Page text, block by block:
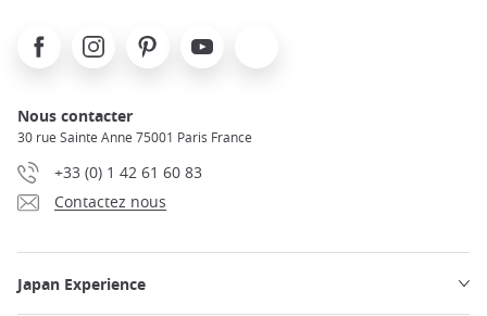
FacebookInstagramPinterest Youtube
Nous contacter
30 rue Sainte Anne 75001 Paris France
+33 (0) 1 42 61 60 83
Contactez nous
Japan Experience